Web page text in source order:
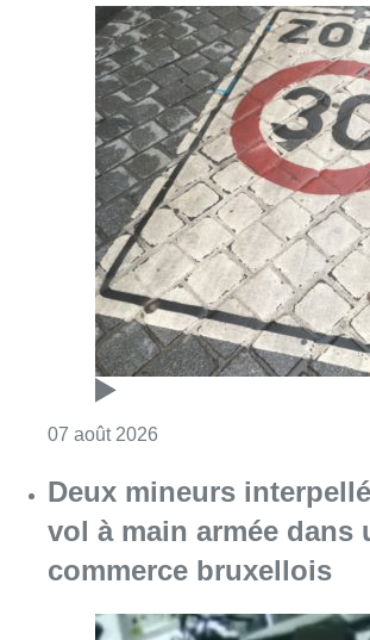
07 août 2026Consulter l'article "Les
Deux mineurs
vol à main armée dans
commerce bruxellois